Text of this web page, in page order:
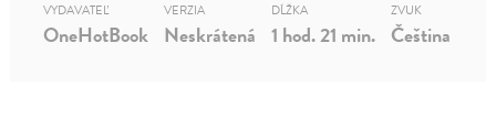
VYDAVATEĽ
OneHotBook
VERZIA
Neskrátená
DĹŽKA
1 hod. 21 min.
ZVUK
Čeština